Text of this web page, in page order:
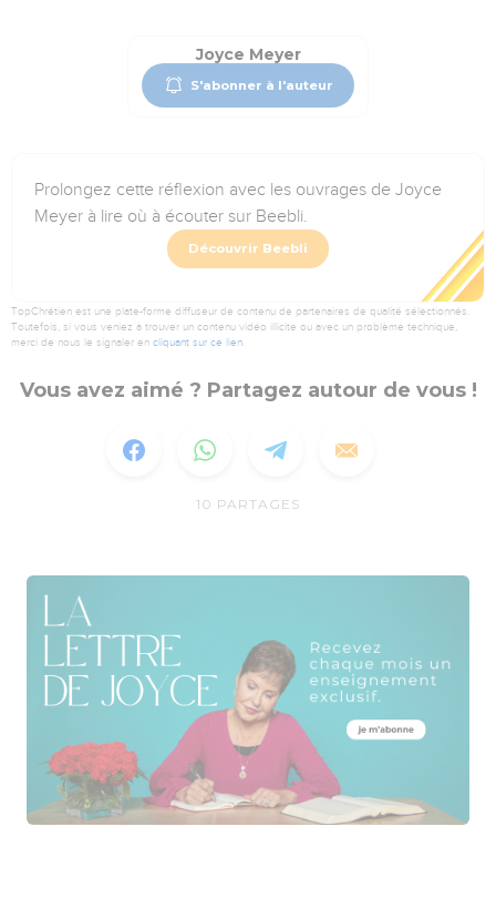
Joyce Meyer
S'abonner à l'auteur
Prolongez cette réflexion avec les ouvrages de Joyce
Meyer à lire où à écouter sur Beebli.
Découvrir Beebli
TopChrétien est une plate-forme diffuseur de contenu de partenaires de qualité sélectionnés.
Toutefois, si vous veniez à trouver un contenu vidéo illicite ou avec un problème technique,
merci de nous le signaler en cliquant sur ce lien.
Vous avez aimé ? Partagez autour de vous !
10 PARTAGES